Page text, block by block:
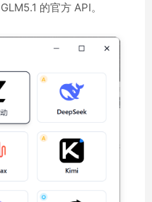
的官方 API。